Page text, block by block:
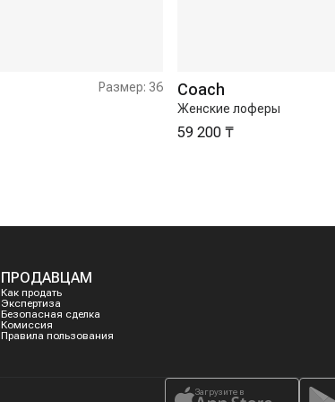
Размер: 36 Coach
Женские лоферы
59 200 ₸
ПРОДАВЦАМ
Как продать
Экспертиза
Безопасная сделка
Комиссия
Правила пользования
Загрузите в